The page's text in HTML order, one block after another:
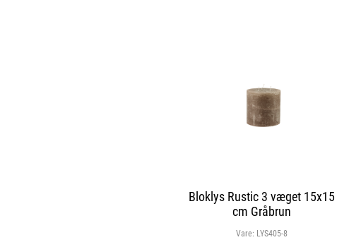
Bloklys Rustic 3 væget 15x15
cm Gråbrun
Vare: LYS405-8